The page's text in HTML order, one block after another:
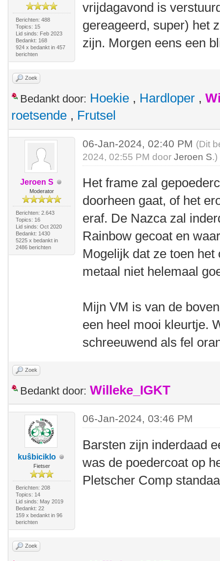
Berichten: 488
Topics: 15
Lid sinds: Feb 2023
Bedankt: 168
924 x bedankt in 457
berichten
vrijdagavond is
gereageerd, super) het
zijn. Morgen eens een
Zoek
Bedankt door: Hoekie , Hardloper ,
roetsende , Frutsel
Jeroen S
Moderator
Berichten: 2.643
Topics: 16
Lid sinds: Oct 2020
Bedankt: 1430
5225 x bedankt in
2486 berichten
06-Jan-2024, 02:40 PM (Dit
2024, 02:55 PM doorJeroen S.)
Het frame zal
doorheen gaat, of het
eraf. De Nazca zal
Rainbow gecoat en
Mogelijk dat ze toen
metaal niet helemaal
Mijn VM is van de
een heel mooi kleurtje.
schreeuwend als fel
Zoek
Bedankt door: Willeke_IGKT
kuŝbiciklo
Fietser
Berichten: 208
Topics: 14
Lid sinds: May 2019
Bedankt: 22
159 x bedankt in 96
berichten
06-Jan-2024, 03:46 PM
Barsten zijn inderdaad
was de poedercoat op
Pletscher Comp
Zoek